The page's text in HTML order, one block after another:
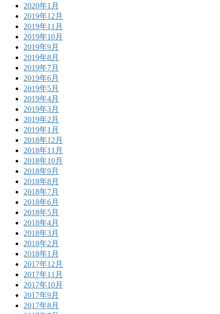
2020年1月
2019年12月
2019年11月
2019年10月
2019年9月
2019年8月
2019年7月
2019年6月
2019年5月
2019年4月
2019年3月
2019年2月
2019年1月
2018年12月
2018年11月
2018年10月
2018年9月
2018年8月
2018年7月
2018年6月
2018年5月
2018年4月
2018年3月
2018年2月
2018年1月
2017年12月
2017年11月
2017年10月
2017年9月
2017年8月